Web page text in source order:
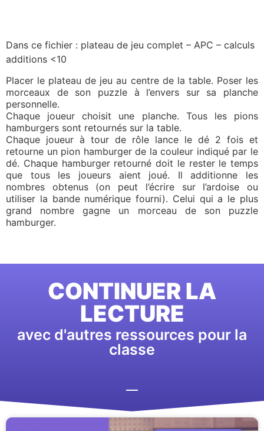
Dans ce fichier : plateau de jeu complet – APC – calculs
additions <10
Placer le plateau de jeu au centre de la table. Poser les
morceaux de son puzzle à l’envers sur sa planche
personnelle.
Chaque joueur choisit une planche. Tous les pions
hamburgers sont retournés sur la table.
Chaque joueur à tour de rôle lance le dé 2 fois et
retourne un pion hamburger de la couleur indiqué par le
dé. Chaque hamburger retourné doit le rester le temps
que tous les joueurs aient joué. Il additionne les
nombres obtenus (on peut l’écrire sur l’ardoise ou
utiliser la bande numérique fourni). Celui qui a le plus
grand nombre gagne un morceau de son puzzle
hamburger.
CONTINUER LA
LECTURE
avec d'autres ressources pour la
classe